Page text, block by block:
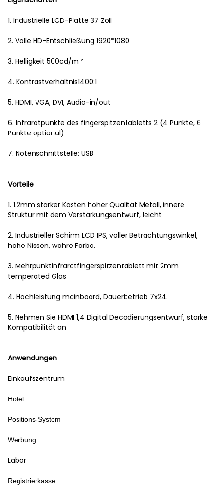
1. Industrielle LCD-Platte 37 Zoll
2. Volle HD-Entschließung 1920*1080
3. Helligkeit 500cd/m ²
4. Kontrastverhältnis1400:1
5. HDMI, VGA, DVI, Audio-in/out
6. Infrarotpunkte des fingerspitzentabletts 2 (4 Punkte, 6
Punkte optional)
7. Notenschnittstelle: USB
Vorteile
1. 1.2mm starker Kasten hoher Qualität Metall, innere
Struktur mit dem Verstärkungsentwurf, leicht
2. Industrieller Schirm LCD IPS, voller Betrachtungswinkel,
hohe Nissen, wahre Farbe.
3. Mehrpunktinfrarotfingerspitzentablett mit 2mm
temperated Glas
4. Hochleistung mainboard, Dauerbetrieb 7x24.
5. Nehmen Sie HDMI 1,4 Digital Decodierungsentwurf, starke
Kompatibilität an
Anwendungen
Einkaufszentrum
Hotel
Positions-System
Werbung
Labor
Registrierkasse